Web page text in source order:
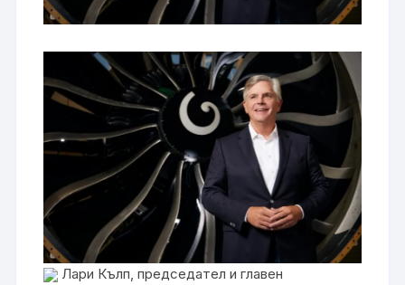
Лари Кълп, председател и главен